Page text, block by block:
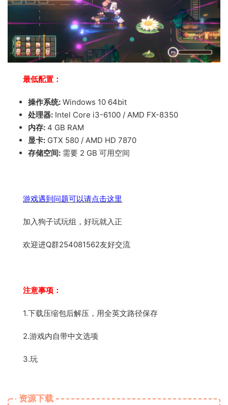
最低配置：
操作系统: Windows 10 64bit
处理器: Intel Core i3-6100 / AMD FX-8350
内存: 4 GB RAM
显卡: GTX 580 / AMD HD 7870
存储空间: 需要 2 GB 可用空间
游戏遇到问题可以请点击这里
加入狗子试玩组，好玩就入正
欢迎进Q群254081562友好交流
注意事项：
1.下载压缩包后解压，用全英文路径保存
2.游戏内自带中文选项
3.玩
资源下载